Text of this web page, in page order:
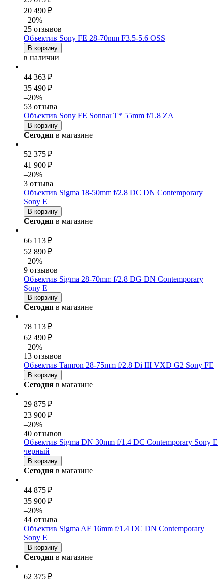
20 490 ₽
–20%
25 отзывов
Объектив Sony FE 28-70mm F3.5-5.6 OSS
В корзину
в наличии
44 363 ₽
35 490 ₽
–20%
53 отзыва
Объектив Sony FE Sonnar T* 55mm f/1.8 ZA
В корзину
Сегодня в магазине
52 375 ₽
41 900 ₽
–20%
3 отзыва
Объектив Sigma 18-50mm f/2.8 DC DN Contemporary
Sony E
В корзину
Сегодня в магазине
66 113 ₽
52 890 ₽
–20%
9 отзывов
Объектив Sigma 28-70mm f/2.8 DG DN Contemporary
Sony E
В корзину
Сегодня в магазине
78 113 ₽
62 490 ₽
–20%
13 отзывов
Объектив Tamron 28-75mm f/2.8 Di III VXD G2 Sony FE
В корзину
Сегодня в магазине
29 875 ₽
23 900 ₽
–20%
40 отзывов
Объектив Sigma DN 30mm f/1.4 DC Contemporary Sony E
черный
В корзину
Сегодня в магазине
44 875 ₽
35 900 ₽
–20%
44 отзыва
Объектив Sigma AF 16mm f/1.4 DC DN Contemporary
Sony E
В корзину
Сегодня в магазине
62 375 ₽